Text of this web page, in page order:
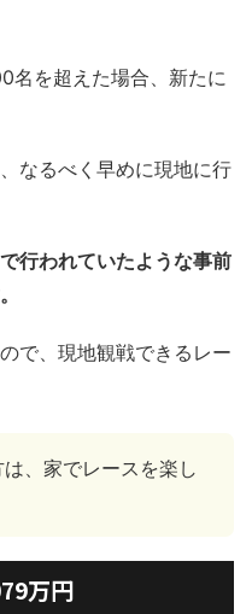
名を超えた場合、新たに
なるべく早めに現地に行
行われていたような事前
で、現地観戦できるレー
、家でレースを楽し
万円